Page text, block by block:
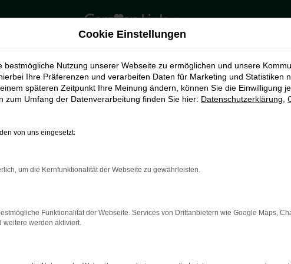
bestimmter Seiten verhindern. Funktioniert die Seite in einem
beheben.
Cookie Einstellungen
bestmögliche Nutzung unserer Webseite zu ermöglichen und unsere
Ihre Präferenzen und verarbeiten Daten für Marketing und Statistiken
späteren Zeitpunkt Ihre Meinung ändern, können Sie die Einwilligung
zum Umfang der Datenverarbeitung finden Sie hier: Datenschutzerklärung
von uns eingesetzt:
um die Kernfunktionalität der Webseite zu gewährleisten.
Funktionalität der Webseite. Services von Drittanbietern wie Google Maps,
weitere werden aktiviert.